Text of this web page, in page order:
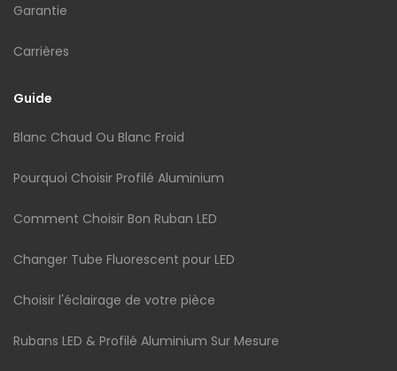
Garantie
Carrières
Guide
Blanc Chaud Ou Blanc Froid
Pourquoi Choisir Profilé Aluminium
Comment Choisir Bon Ruban LED
Changer Tube Fluorescent pour LED
Choisir l'éclairage de votre pièce
Rubans LED & Profilé Aluminium Sur Mesure